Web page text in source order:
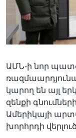
Լեզուներ
ԱՄՆ-ի նոր
կարող են այլ
զենքի
Ամերիկայի
խորհրդի